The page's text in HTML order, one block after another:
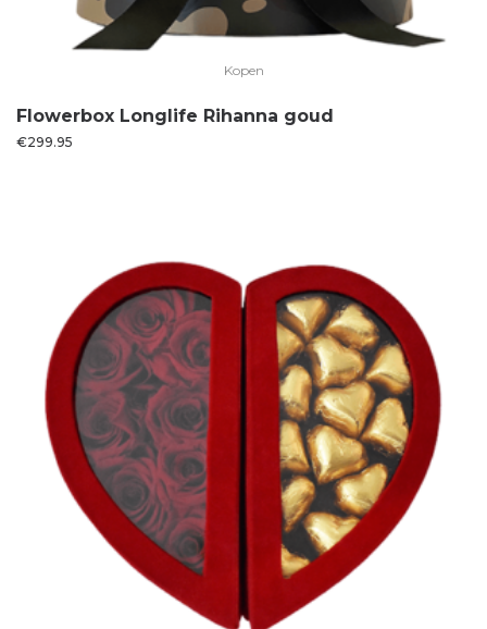
Kopen
Flowerbox Longlife Rihanna goud
€299.95